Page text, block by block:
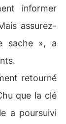
informer
assurez-
sache », a
retourné
que la clé
a poursuivi